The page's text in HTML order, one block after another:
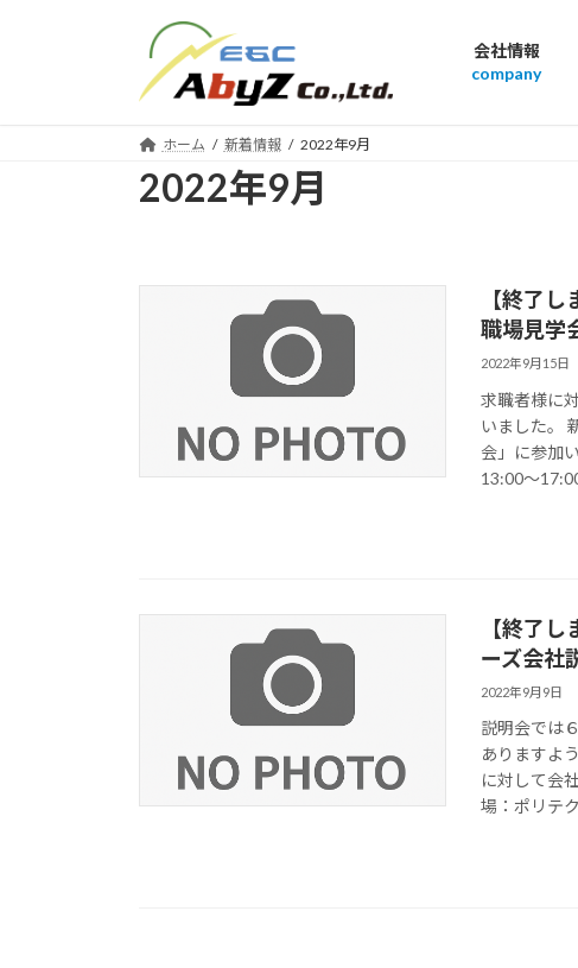
会社情報
company
ホーム 新着情報 2022年9月
2022年9月
【終了
職場見学
2022年9月15日
求職者様に
いました。
会」に参加
13:00～
【終了
ーズ会社
2022年9月9日
説明会では
ありますよ
に対して会
場：ポリテ